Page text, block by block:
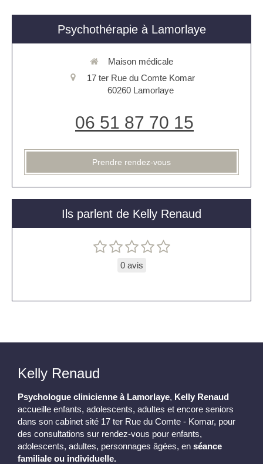
Psychothérapie à Lamorlaye
Maison médicale
17 ter Rue du Comte Komar
60260 Lamorlaye
06 51 87 70 15
Prendre rendez-vous
Ils parlent de Kelly Renaud
0 avis
Kelly Renaud
Psychologue clinicienne à Lamorlaye, Kelly Renaud
accueille enfants, adolescents, adultes et encore seniors
dans son cabinet sité 17 ter Rue du Comte - Komar, pour
des consultations sur rendez-vous pour enfants,
adolescents, adultes, personnages âgées, en séance
familiale ou individuelle.